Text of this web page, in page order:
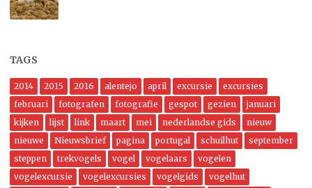
TAGS
2014 2015 2016 alentejo april excursie
excursies
februari
fotografen fotografie gespot gezien
januari
kijken
lijst link maart mei nederlandse gids
nieuw
nieuwe
Nieuwsbrief pagina portugal schuilhut
september
steppen
trekvogels vogel vogelaars
vogelen
vogelexcursie
vogelexcursies vogelgids
vogelhut